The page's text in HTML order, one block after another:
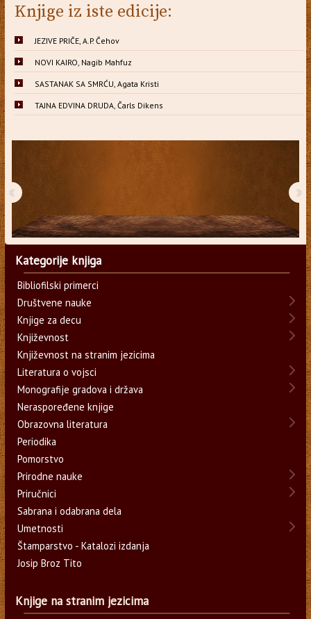
Knjige iz iste edicije:
JEZIVE PRIČE, A.P. Čehov
NOVI KAIRO, Nagib Mahfuz
SASTANAK SA SMRĆU, Agata Kristi
TAJNA EDVINA DRUDA, Čarls Dikens
‹ ›
Kategorije knjiga
Bibliofilski primerci
Društvene nauke
Knjige za decu
Književnost
Književnost na stranim jezicima
Literatura o vojsci
Monografije gradova i država
Neraspoređene knjige
Obrazovna literatura
Periodika
Pomorstvo
Prirodne nauke
Priručnici
Sabrana i odabrana dela
Umetnosti
Štamparstvo - Katalozi izdanja
Josip Broz Tito
Knjige na stranim jezicima